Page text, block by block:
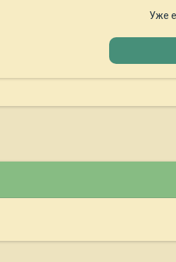
Уже